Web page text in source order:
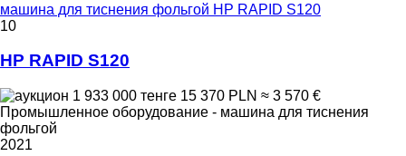
машина для тиснения фольгой HP RAPID S120
10
HP RAPID S120
1 933 000 тенге 15 370 PLN ≈ 3 570 €
Промышленное оборудование - машина для тиснения
фольгой
2021